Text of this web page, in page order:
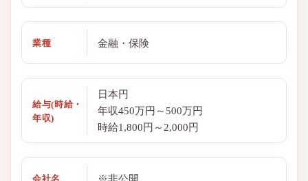
業種 金融・保険
給与(時給・
年収)
日本円
年収450万円～500万円
時給1,800円～2,000円
会社名 ※非公開